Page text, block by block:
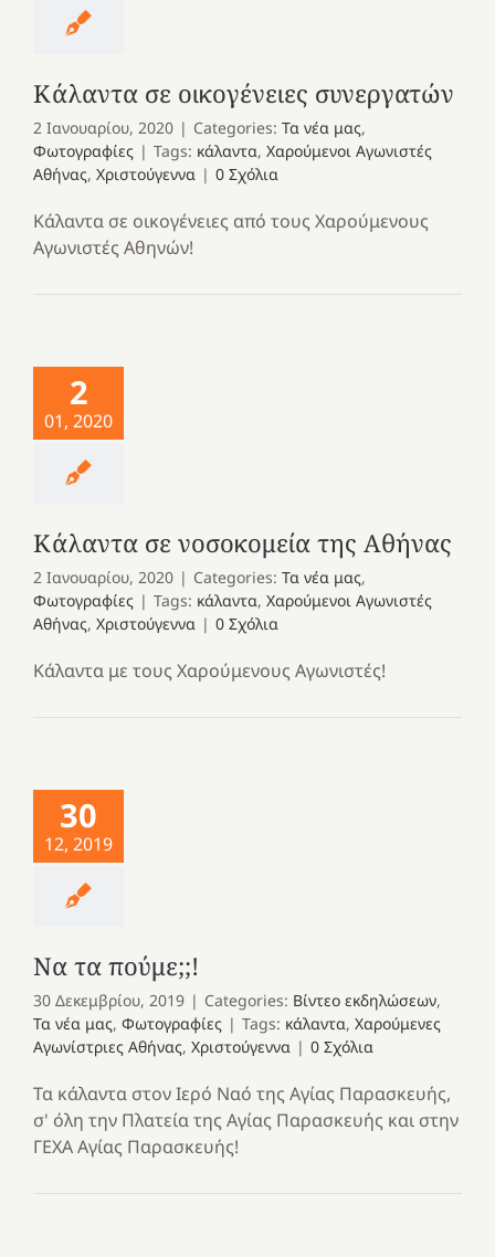
Κάλαντα σε οικογένειες συνεργατών
2 Ιανουαρίου, 2020 | Categories: Τα νέα μας,
Φωτογραφίες | Tags: κάλαντα, Χαρούμενοι Αγωνιστές
Αθήνας, Χριστούγεννα | 0 Σχόλια
Κάλαντα σε οικογένειες από τους Χαρούμενους
Αγωνιστές Αθηνών!
2
01, 2020
Κάλαντα σε νοσοκομεία της Αθήνας
2 Ιανουαρίου, 2020 | Categories: Τα νέα μας,
Φωτογραφίες | Tags: κάλαντα, Χαρούμενοι Αγωνιστές
Αθήνας, Χριστούγεννα | 0 Σχόλια
Κάλαντα με τους Χαρούμενους Αγωνιστές!
30
12, 2019
Να τα πούμε;;!
30 Δεκεμβρίου, 2019 | Categories: Βίντεο εκδηλώσεων,
Τα νέα μας, Φωτογραφίες | Tags: κάλαντα, Χαρούμενες
Αγωνίστριες Αθήνας, Χριστούγεννα | 0 Σχόλια
Τα κάλαντα στον Ιερό Ναό της Αγίας Παρασκευής,
σ' όλη την Πλατεία της Αγίας Παρασκευής και στην
ΓΕΧΑ Αγίας Παρασκευής!